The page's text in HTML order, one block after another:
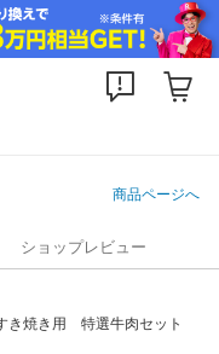
商品ページへ
ショップレビュー
き焼き用 特選牛肉セット